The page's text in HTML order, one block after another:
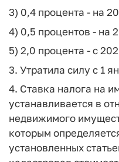
3) 0,4 процента - на
4) 0,5 процентов - на
5) 2,0 процента - с
3. Утратила силу с 1
4. Ставка налога на
устанавливается в
недвижимого
которым
установленных